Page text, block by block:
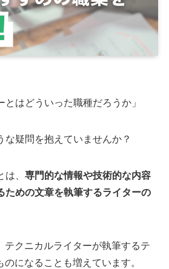
とはどういった職種だろうか」
な疑問を抱えていませんか？
、 専門的な情報や技術的な内容
ための文章を執筆するライターの
テクニカルライターが執筆するテ
になることも増えています。